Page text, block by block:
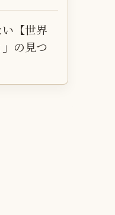
【世界
の見つ